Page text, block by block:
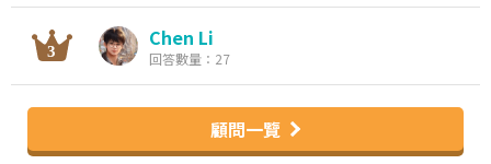
Chen Li
回答數量：27
顧問一覽